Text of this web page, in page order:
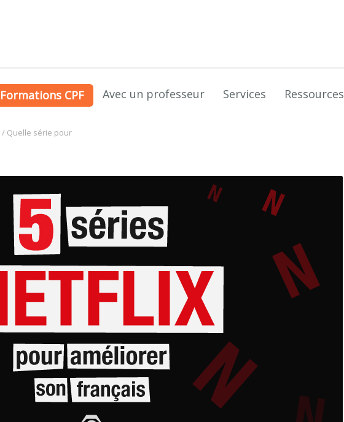
Formations CPF Avec un professeur Services Ressources
/ Quelle série pour